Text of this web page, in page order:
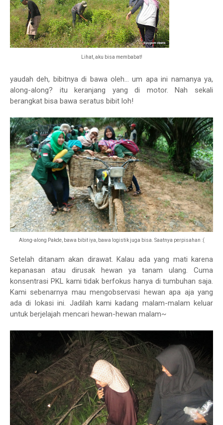
Lihat, aku bisa membabat!
yaudah deh, bibitnya di bawa oleh... um apa ini namanya ya,
along-along? itu keranjang yang di motor. Nah sekali
berangkat bisa bawa seratus bibit loh!
Along-along Pakde, bawa bibit iya, bawa logistik juga bisa. Saatnya perpisahan :(
Setelah ditanam akan dirawat. Kalau ada yang mati karena
kepanasan atau dirusak hewan ya tanam ulang. Cuma
konsentrasi PKL kami tidak berfokus hanya di tumbuhan saja.
Kami sebenarnya mau mengobservasi hewan apa aja yang
ada di lokasi ini. Jadilah kami kadang malam-malam keluar
untuk berjelajah mencari hewan-hewan malam~